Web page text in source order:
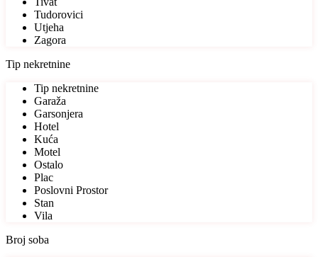
Tudorovici
Utjeha
Zagora
Tip nekretnine
Tip nekretnine
Garaža
Garsonjera
Hotel
Kuća
Motel
Ostalo
Plac
Poslovni Prostor
Stan
Vila
Broj soba